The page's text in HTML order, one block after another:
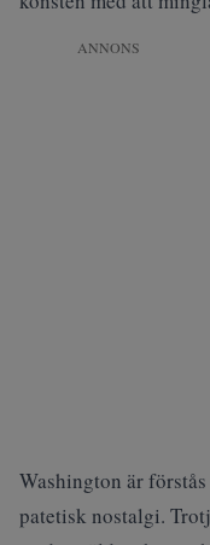
ANNONS
Washington är
patetisk nostalgi.